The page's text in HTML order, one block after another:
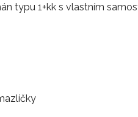
typu 1+kk s vlastním